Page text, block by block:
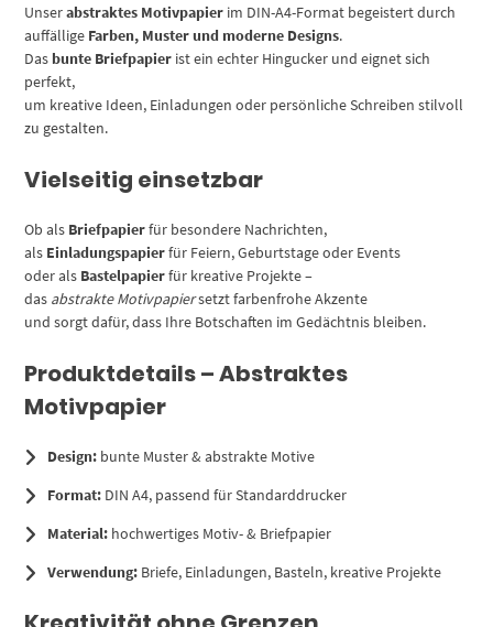
Unserabstraktes Motivpapier im DIN-A4-Format begeistert durch
auffällige Farben, Muster und moderne Designs.
Das bunte Briefpapier ist ein echter Hingucker und eignet sich
perfekt,
um kreative Ideen, Einladungen oder persönliche Schreiben stilvoll
zu gestalten.
Vielseitig einsetzbar
Ob als Briefpapierfür besondere Nachrichten,
als Einladungspapierfür Feiern, Geburtstage oder Events
oder als Bastelpapierfür kreative Projekte –
das abstrakte Motivpapiersetzt farbenfrohe Akzente
und sorgt dafür, dass Ihre Botschaften im Gedächtnis bleiben.
Produktdetails – Abstraktes
Motivpapier
Design: bunte Muster & abstrakte Motive
Format: DIN A4, passend für Standarddrucker
Material: hochwertiges Motiv- & Briefpapier
Verwendung: Briefe, Einladungen, Basteln, kreative Projekte